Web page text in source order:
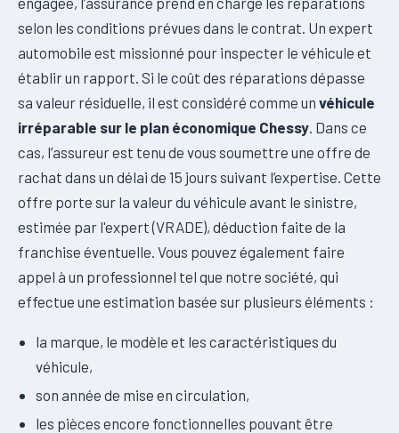
selon les conditions prévues dans le contrat. Un expert
automobile est missionné pour inspecter le véhicule et
établir un rapport. Si le coût des réparations dépasse
sa valeur résiduelle, il est considéré comme un véhicule
irréparable sur le plan économique Chessy . Dans ce
cas, l’assureur est tenu de vous soumettre une offre de
rachat dans un délai de 15 jours suivant l’expertise. Cette
offre porte sur la valeur du véhicule avant le sinistre,
estimée par l'expert (VRADE), déduction faite de la
franchise éventuelle. Vous pouvez également faire
appel à un professionnel tel que notre société, qui
effectue une estimation basée sur plusieurs éléments :
la marque, le modèle et les caractéristiques du
véhicule,
son année de mise en circulation,
les pièces encore fonctionnelles pouvant être